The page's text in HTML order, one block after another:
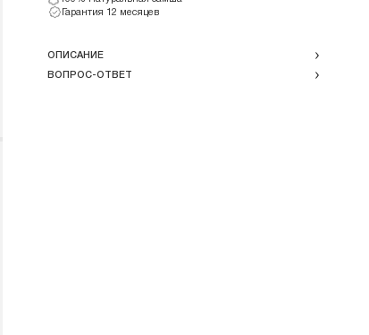
Гарантия 12 месяцев
ОПИСАНИЕ
ВОПРОС-ОТВЕТ